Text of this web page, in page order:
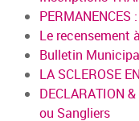
Le recensement
Bulletin
LA SCLEROSE
DECLARATION
ou Sangliers